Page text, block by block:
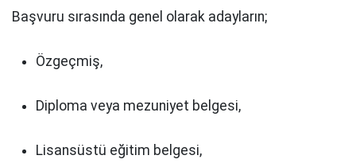
Başvuru sırasında genel olarak adayların;
Özgeçmiş,
Diploma veya mezuniyet belgesi,
Lisansüstü eğitim belgesi,